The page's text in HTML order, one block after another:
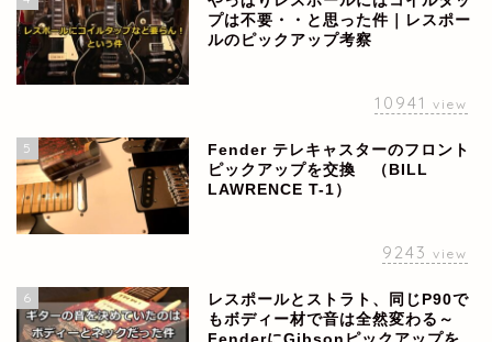
プは不要・・と思った件｜レスポー
ルのピックアップ考察
10941 view
5
Fender テレキャスターのフロント
ピックアップを交換 （BILL
LAWRENCE T-1）
9243 view
6
レスポールとストラト、同じP90で
もボディー材で音は全然変わる～